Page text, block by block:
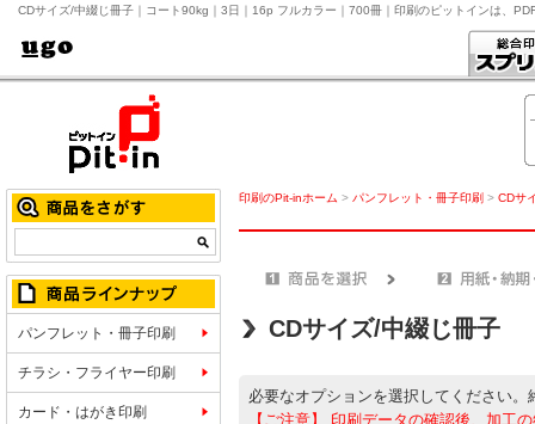
CDサイズ/中綴じ冊子｜コート90kg｜3日｜16p フルカラー｜700冊｜印刷のピットインは、
パンフレット・冊子印刷
チラシ・フライヤー印刷
カード・はがき印刷
印刷のPit-inホーム > パンフレット・冊子印刷 > CDサ
CDサイズ/中綴じ冊子
必要なオプションを選択してください。
【ご注意】
印刷データの確認後、加工